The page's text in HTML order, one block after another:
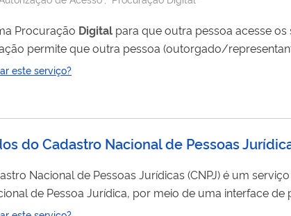
Procuração Digital para que outra pessoa acesse os
dos serviços digitais da Receita Federal. Não é válida para o
este serviço?
do Cadastro Nacional de Pessoas
de Pessoas Jurídicas (CNPJ) é um serviço que integra, de
de uma interface de processamento de
de requisição de